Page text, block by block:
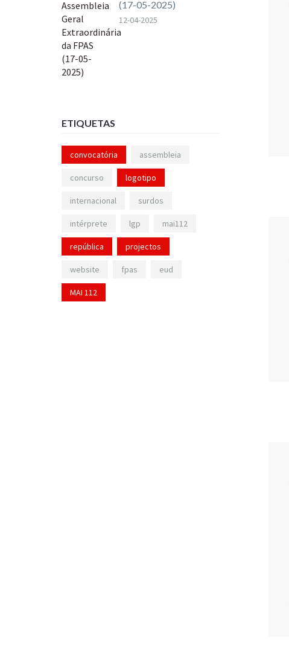
(17-05-2025)
12-04-2025
ETIQUETAS
convocatória assembleia
concurso logotipo
internacional surdos
intérprete lgp mai112
república projectos
website fpas eud
MAI 112